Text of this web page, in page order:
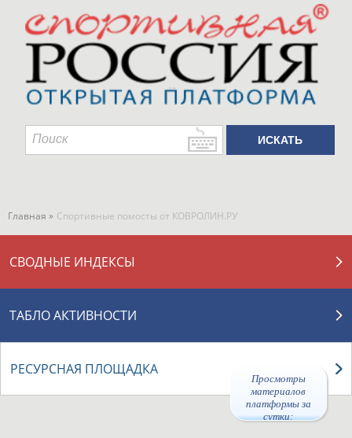
Просмотры
материалов
платформы за
сутки:
Главная » Спортивные помосты от КОВРОЛИН.РУ
СВОДНЫЕ ИНДЕКСЫ
ТАБЛО АКТИВНОСТИ
РЕСУРСНАЯ ПЛОЩАДКА